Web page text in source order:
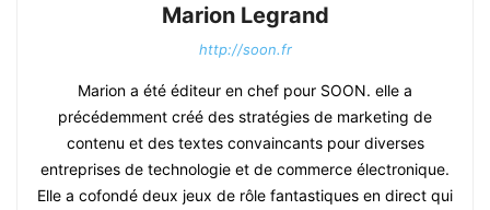
Marion Legrand
http://soon.fr
Marion a été éditeur en chef pour SOON. elle a
précédemment créé des stratégies de marketing de
contenu et des textes convaincants pour diverses
entreprises de technologie et de commerce électronique.
Elle a cofondé deux jeux de rôle fantastiques en direct qui